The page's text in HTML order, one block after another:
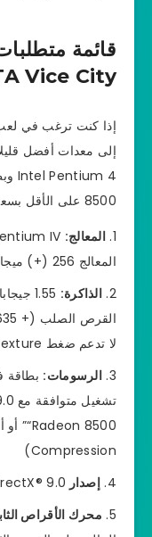
قائمة
Vice City
إذا كنت ترغب في لعب
إلى معدات أفضل
8500 على الأقل بسعة 64 ميجابايت من VRAM.
المعالج:
المعالج 256 (+) ميجابايت من الرام
الذاكرة:
1.55
لا تدعم ضغط DirectX Texture)
الرسومات:
Compression)
إصدار DirectX: 9.0
محرك الأقراص